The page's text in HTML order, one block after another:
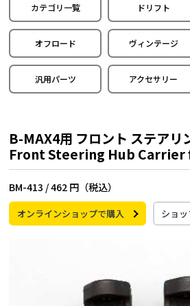
カテゴリ一覧 ドリフト
オフロード ヴィンテージ
汎用パーツ アクセサリー
B-MAX4用 フロント ステアリ
Front Steering Hub Carrier
BM-413 /462 円（税込）
オンラインショップで購入 ショ